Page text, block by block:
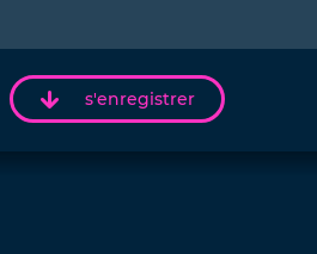
s'enregistrer